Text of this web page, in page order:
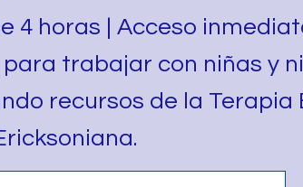
4 horas | Acceso
trabajar con niñas y
recursos de la Terapia